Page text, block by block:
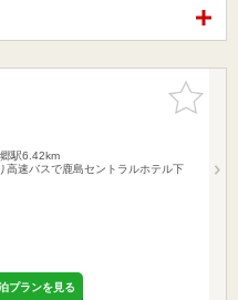
お気に入
りに追加
駅6.42km
高速バスで鹿島セントラルホテル下
プランを見る